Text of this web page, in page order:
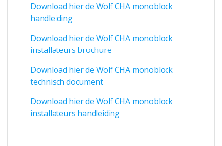
Download hier de Wolf CHA monoblock
handleiding
Download hier de Wolf CHA monoblock
installateurs brochure
Download hier de Wolf CHA monoblock
technisch document
Download hier de Wolf CHA monoblock
installateurs handleiding